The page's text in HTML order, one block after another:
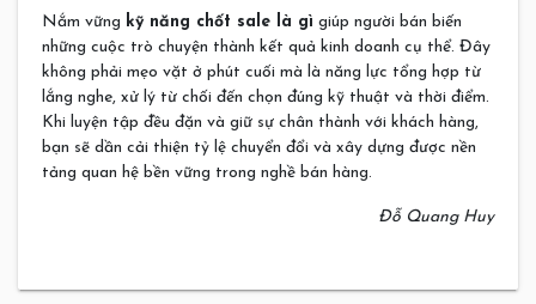
Nắm vững kỹ năng chốt sale là gì giúp người bán biến
những cuộc trò chuyện thành kết quả kinh doanh cụ thể. Đây
không phải mẹo vặt ở phút cuối mà là năng lực tổng hợp từ
lắng nghe, xử lý từ chối đến chọn đúng kỹ thuật và thời điểm.
Khi luyện tập đều đặn và giữ sự chân thành với khách hàng,
bạn sẽ dần cải thiện tỷ lệ chuyển đổi và xây dựng được nền
tảng quan hệ bền vững trong nghề bán hàng.
Đỗ Quang Huy